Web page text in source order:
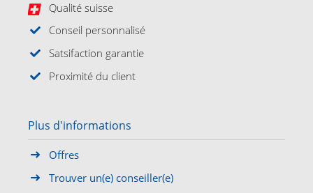
Qualité suisse
Conseil personnalisé
Satsifaction garantie
Proximité du client
Plus d'informations
Offres
Trouver un(e) conseiller(e)